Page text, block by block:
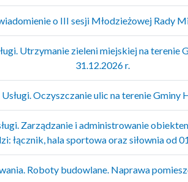
o III sesji Młodzieżowej Rady
Utrzymanie zieleni miejskiej na
31.12.2026 r.
Oczyszczanie ulic na terenie Gminy
Zarządzanie i administrowanie
łącznik, hala sportowa oraz siłownia od
Roboty budowlane. Naprawa